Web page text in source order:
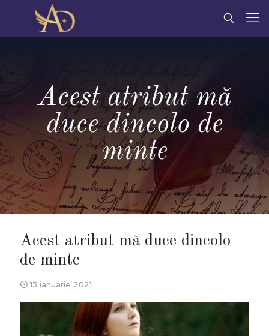
Acest atribut mă
duce dincolo de
minte
Acest atribut mă duce dincolo
de minte
13 ianuarie 2021